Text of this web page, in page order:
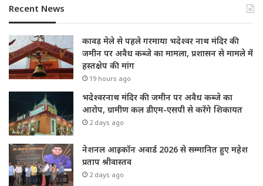
Recent News
कावड़ मेले से पहले गरमाया भदेश्वर नाथ मंदिर की
जमीन पर अवैध कब्जे का मामला, प्रशासन से मामले में
हस्तक्षेप की मांग
19 hours ago
भदेश्वरनाथ मंदिर की जमीन पर अवैध कब्जे का
आरोप, ग्रामीण कल डीएम-एसपी से करेंगे शिकायत
2 days ago
नेशनल आइकॉन अवार्ड 2026 से सम्मानित हुए महेश
प्रताप श्रीवास्तव
2 days ago